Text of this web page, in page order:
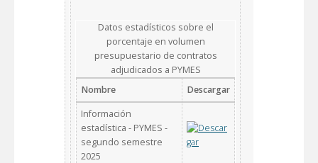
Datos estadísticos sobre el
porcentaje en volumen
presupuestario de contratos
adjudicados a PYMES
Nombre
Descargar
Información
estadística - PYMES -
segundo semestre
2025